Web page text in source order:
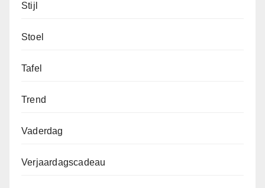
Stijl
Stoel
Tafel
Trend
Vaderdag
Verjaardagscadeau